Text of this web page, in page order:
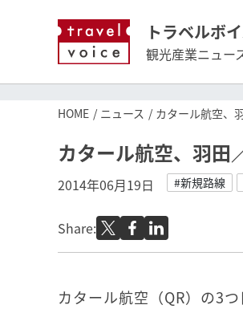
トラベルボ
観光産業ニュー
HOME ニュース カタール航空、
カタール航空、羽田
2014年06月19日 #新規路線
Share:
カタール航空（QR）の3